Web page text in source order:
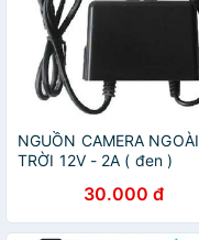
NGUỒN CAMERA NGOÀI
TRỜI 12V - 2A ( đen )
30.000 đ